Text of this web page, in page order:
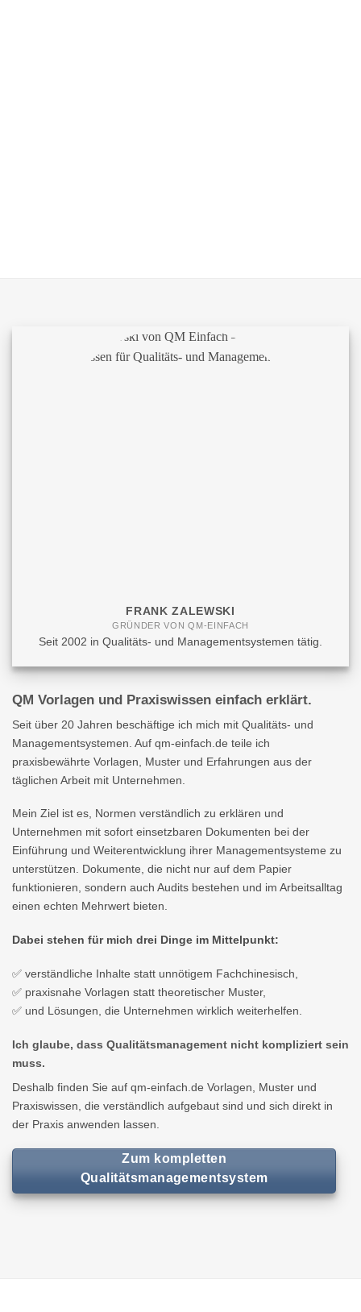
FRANK ZALEWSKI
GRÜNDER VON QM-EINFACH
Seit 2002 in Qualitäts- und Managementsystemen tätig.
QM Vorlagen und Praxiswissen einfach erklärt.
Seit über 20 Jahren beschäftige ich mich mit Qualitäts- und
Managementsystemen. Auf qm-einfach.de teile ich
praxisbewährte Vorlagen, Muster und Erfahrungen aus der
täglichen Arbeit mit Unternehmen.
Mein Ziel ist es, Normen verständlich zu erklären und
Unternehmen mit sofort einsetzbaren Dokumenten bei der
Einführung und Weiterentwicklung ihrer Managementsysteme zu
unterstützen. Dokumente, die nicht nur auf dem Papier
funktionieren, sondern auch Audits bestehen und im Arbeitsalltag
einen echten Mehrwert bieten.
Dabei stehen für mich drei Dinge im Mittelpunkt:
✅ verständliche Inhalte statt unnötigem Fachchinesisch,
✅ praxisnahe Vorlagen statt theoretischer Muster,
✅ und Lösungen, die Unternehmen wirklich weiterhelfen.
Ich glaube, dass Qualitätsmanagement nicht kompliziert sein
muss.
Deshalb finden Sie auf qm-einfach.de Vorlagen, Muster und
Praxiswissen, die verständlich aufgebaut sind und sich direkt in
der Praxis anwenden lassen.
Zum kompletten
Qualitätsmanagementsystem